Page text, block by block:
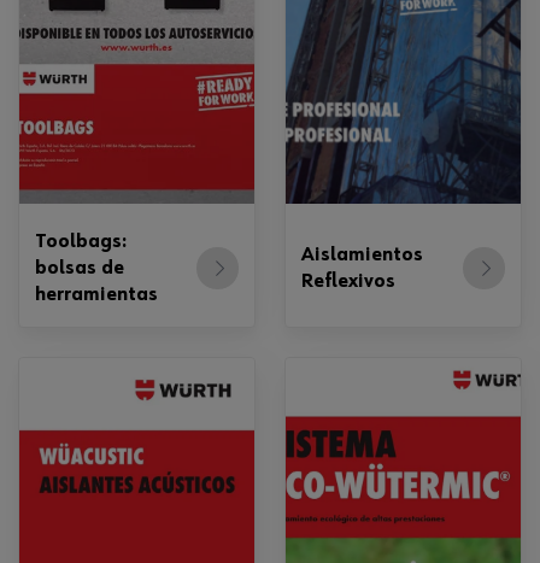
Toolbags:
bolsas de
herramientas
Aislamientos
Reflexivos